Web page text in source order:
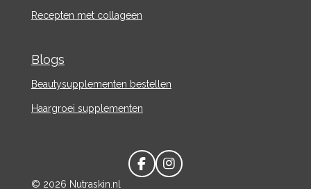
Recepten met collageen
Blogs
Beautysupplementen bestellen
Haargroei supplementen
F
I
© 2026 Nutraskin.nl